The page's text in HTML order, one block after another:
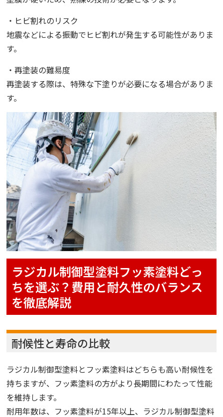
・ヒビ割れのリスク
地震などによる振動でヒビ割れが発生する可能性がありま
す。
・再塗装の難易度
再塗装する際は、特殊な下塗りが必要になる場合がありま
す。
ラジカル制御型塗料フッ素塗料どっ
ちを選ぶ？費用と耐久性のバランス
を徹底解説
耐候性と寿命の比較
ラジカル制御型塗料とフッ素塗料はどちらも高い耐候性を
持ちますが、フッ素塗料の方がより長期間にわたって性能
を維持します。
耐用年数は、フッ素塗料が15年以上、ラジカル制御型塗料